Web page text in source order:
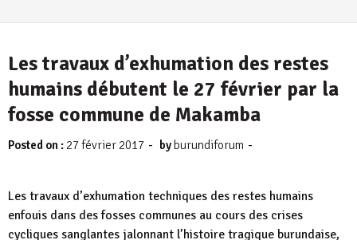
Les travaux d’exhumation des restes
humains débutent le 27 février par la
fosse commune de Makamba
Posted on : 27 février 2017 - by burundiforum -
Les travaux d’exhumation techniques des restes humains
enfouis dans des fosses communes au cours des crises
cycliques sanglantes jalonnant l’histoire tragique burundaise,